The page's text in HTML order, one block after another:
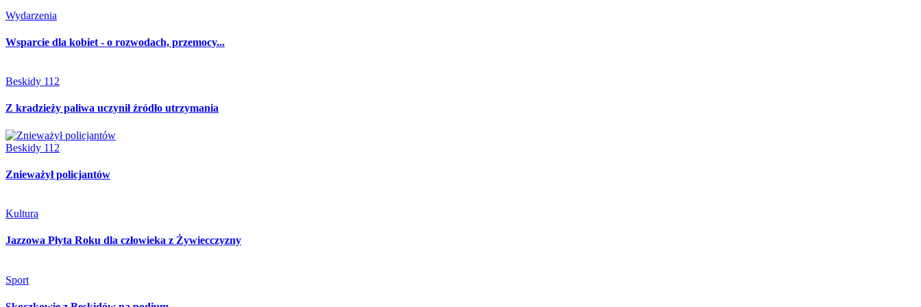
Wydarzenia
Wsparcie dla kobiet - o rozwodach, przemocy...
Beskidy 112
Z kradzieży paliwa uczynił źródło utrzymania
Beskidy 112
Znieważył policjantów
Kultura
Jazzowa Płyta Roku dla człowieka z Żywiecczyzny
Sport